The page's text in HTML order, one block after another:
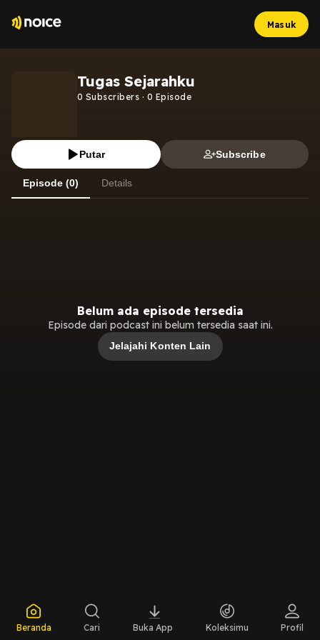
Masuk
Tugas Sejarahku
0 Subscribers · 0 Episode
Putar Subscribe
Episode (0) Details
Belum ada episode tersedia
Episode dari podcast ini belum tersedia saat ini.
Jelajahi Konten Lain
Beranda Cari Buka App Koleksimu Profil